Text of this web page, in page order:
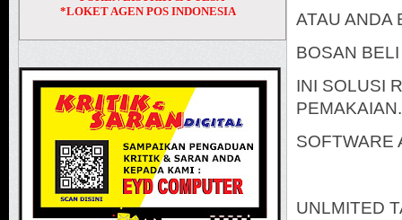
ATAU ANDA
BOSAN
INI SOLUSI
SOFTWARE
UNLMITED
*LOKET AGEN POS INDONESIA